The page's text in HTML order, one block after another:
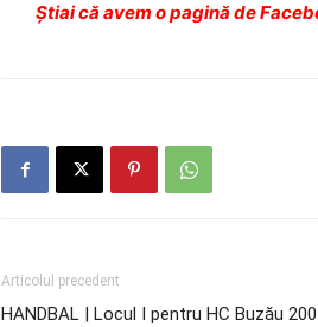
Ştiai că avem o pagină de
Articolul precedent
HANDBAL | Locul I pentru HC Buzău